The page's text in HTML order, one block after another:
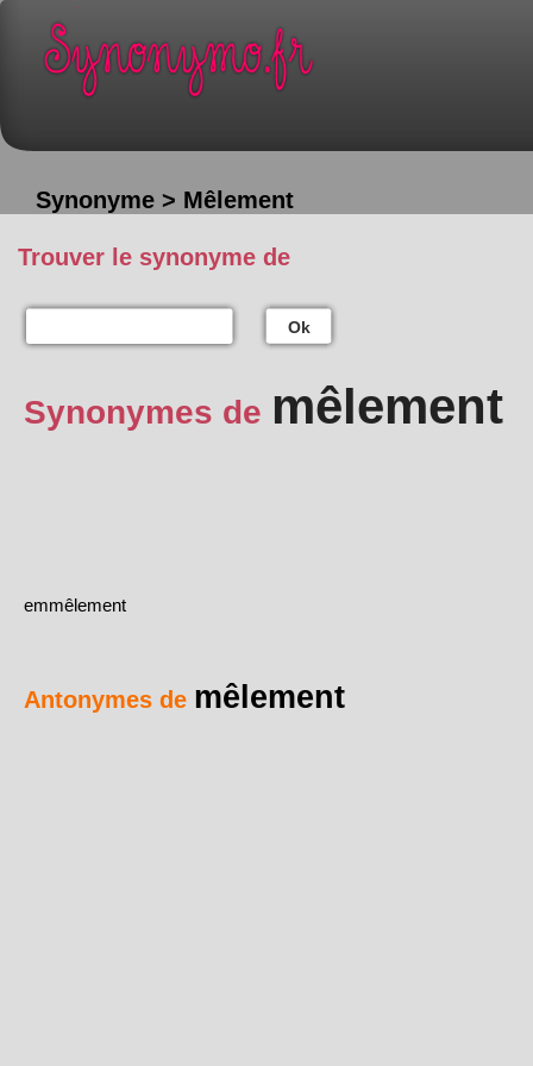
Synonyme > Mêlement
Trouver le synonyme de
Ok
Synonymes de mêlement
emmêlement
Antonymes de mêlement